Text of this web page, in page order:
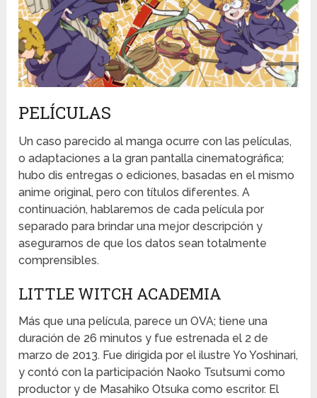
PELÍCULAS
Un caso parecido al manga ocurre con las películas,
o adaptaciones a la gran pantalla cinematográfica;
hubo dis entregas o ediciones, basadas en el mismo
anime original, pero con títulos diferentes. A
continuación, hablaremos de cada película por
separado para brindar una mejor descripción y
asegurarnos de que los datos sean totalmente
comprensibles.
LITTLE WITCH ACADEMIA
Más que una película, parece un OVA; tiene una
duración de 26 minutos y fue estrenada el 2 de
marzo de 2013. Fue dirigida por el ilustre Yo Yoshinari,
y contó con la participación Naoko Tsutsumi como
productor y de Masahiko Otsuka como escritor. El